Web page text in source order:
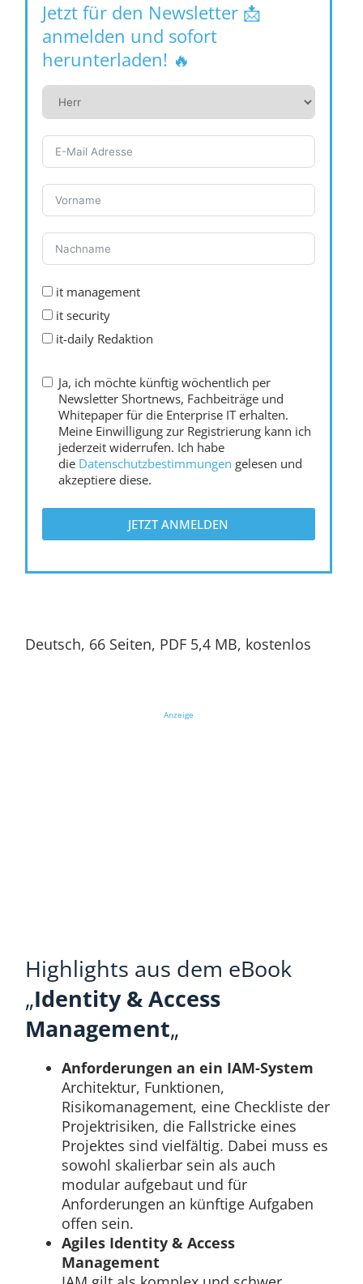
Jetzt für den Newsletter 📩
anmelden und sofort
herunterladen! 🔥
it management
it security
it-daily Redaktion
Ja, ich möchte künftig wöchentlich per
Newsletter Shortnews, Fachbeiträge und
Whitepaper für die Enterprise IT erhalten.
Meine Einwilligung zur Registrierung kann ich
jederzeit widerrufen. Ich habe
die Datenschutzbestimmungen gelesen und
akzeptiere diese.
JETZT ANMELDEN
Deutsch, 66 Seiten, PDF 5,4 MB, kostenlos
Anzeige
Highlights aus dem eBook
„Identity & Access
Management„
Anforderungen an ein IAM-System
Architektur, Funktionen,
Risikomanagement, eine Checkliste der
Projektrisiken, die Fallstricke eines
Projektes sind vielfältig. Dabei muss es
sowohl skalierbar sein als auch
modular aufgebaut und für
Anforderungen an künftige Aufgaben
offen sein.
Agiles Identity & Access
Management